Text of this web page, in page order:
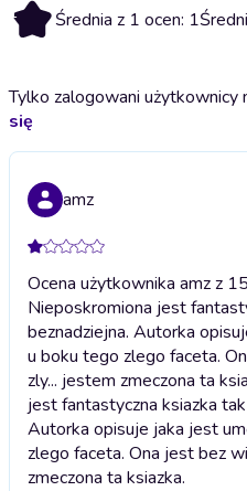
1 Średnia z 1 ocen: 1
Tylko zalogowani użytkownicy
się
amz
Ocena użytkownika amz z
Nieposkromiona jest
beznadziejna. Autorka
u boku tego zlego faceta.
zly... jestem zmeczona ta
jest fantastyczna ksiazka
Autorka opisuje jaka jest
zlego faceta. Ona jest bez
zmeczona ta ksiazka.